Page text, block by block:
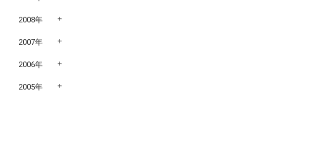
2008年
2007年
2006年
2005年